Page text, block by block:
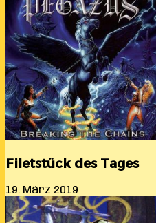
Filetstück des Tages
19. März 2019